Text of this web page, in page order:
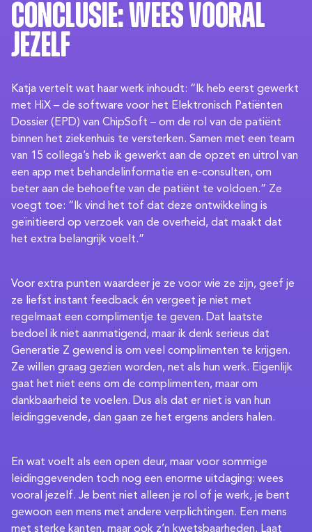
Conclusie: wees vooral
jezelf
Katja vertelt wat haar werk inhoudt: “Ik heb eerst gewerkt
met HiX – de software voor het Elektronisch Patiënten
Dossier (EPD) van ChipSoft – om de rol van de patiënt
binnen het ziekenhuis te versterken. Samen met een team
van 15 collega’s heb ik gewerkt aan de opzet en uitrol van
een app met behandelinformatie en e-consulten, om
beter aan de behoefte van de patiënt te voldoen.” Ze
voegt toe: “Ik vind het tof dat deze ontwikkeling is
geïnitieerd op verzoek van de overheid, dat maakt dat
het extra belangrijk voelt.”
Voor extra punten waardeer je ze voor wie ze zijn, geef je
ze liefst instant feedback én vergeet je niet met
regelmaat een complimentje te geven. Dat laatste
bedoel ik niet aanmatigend, maar ik denk serieus dat
Generatie Z gewend is om veel complimenten te krijgen.
Ze willen graag gezien worden, net als hun werk. Eigenlijk
gaat het niet eens om de complimenten, maar om
dankbaarheid te voelen. Dus als dat er niet is van hun
leidinggevende, dan gaan ze het ergens anders halen.
En wat voelt als een open deur, maar voor sommige
leidinggevenden toch nog een enorme uitdaging: wees
vooral jezelf. Je bent niet alleen je rol of je werk, je bent
gewoon een mens met andere verplichtingen. Een mens
met sterke kanten, maar ook z’n kwetsbaarheden. Laat